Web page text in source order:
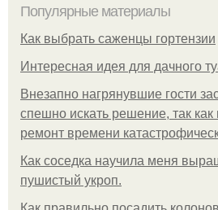
Популярные материалы
Как выбрать саженцы гортензии
Интересная идея для дачного
Внезапно нагрянувшие гости
спешно искать решение, так как
ремонт времени
Как соседка научила меня
пушистый укроп.